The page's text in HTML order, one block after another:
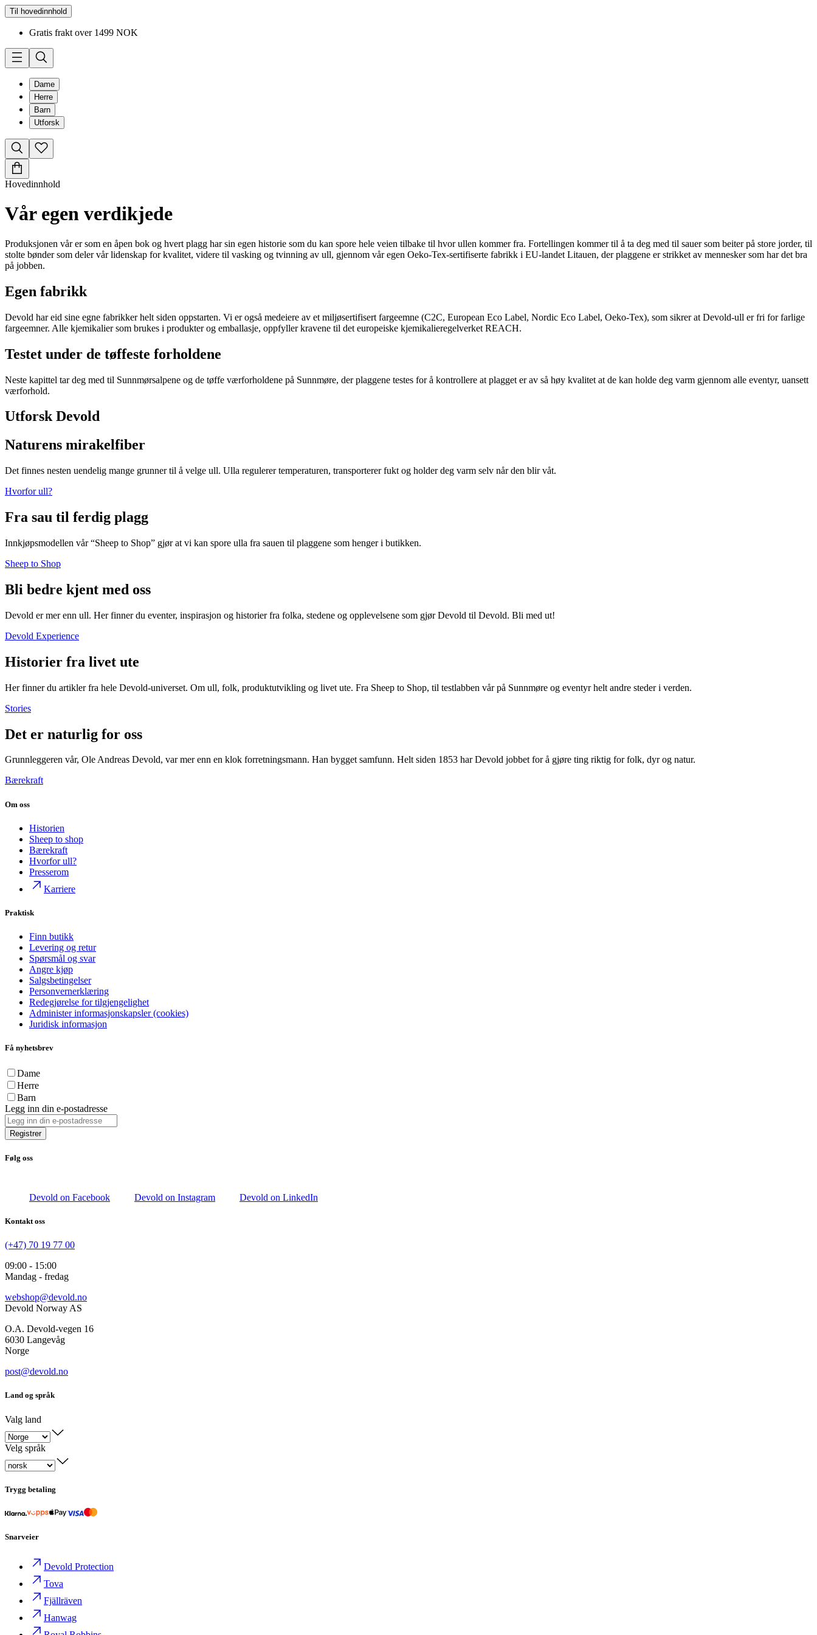
Til hovedinnhold
Gratis frakt over 1499 NOK
Dame
Herre
Barn
Utforsk
Hovedinnhold
Vår egen verdikjede
Produksjonen vår er som en åpen bok og hvert plagg har sin egen historie som du kan spore hele veien tilbake til hvor ullen kommer fra. Fortellingen kommer til å ta deg med til sauer som beiter på store jorder, til
stolte bønder som deler vår lidenskap for kvalitet, videre til vasking og tvinning av ull, gjennom vår egen Oeko-Tex-sertifiserte fabrikk i EU-landet Litauen, der plaggene er strikket av mennesker som har det bra
på jobben.
Egen fabrikk
Devold har eid sine egne fabrikker helt siden oppstarten. Vi er også medeiere av et miljøsertifisert fargeemne (C2C, European Eco Label, Nordic Eco Label, Oeko-Tex), som sikrer at Devold-ull er fri for farlige
fargeemner. Alle kjemikalier som brukes i produkter og emballasje, oppfyller kravene til det europeiske kjemikalieregelverket REACH.
Testet under de tøffeste forholdene
Neste kapittel tar deg med til Sunnmørsalpene og de tøffe værforholdene på Sunnmøre, der plaggene testes for å kontrollere at plagget er av så høy kvalitet at de kan holde deg varm gjennom alle eventyr, uansett
værforhold.
Utforsk Devold
Naturens mirakelfiber
Det finnes nesten uendelig mange grunner til å velge ull. Ulla regulerer temperaturen, transporterer fukt og holder deg varm selv når den blir våt.
Hvorfor ull?
Fra sau til ferdig plagg
Innkjøpsmodellen vår “Sheep to Shop” gjør at vi kan spore ulla fra sauen til plaggene som henger i butikken.
Sheep to Shop
Bli bedre kjent med oss
Devold er mer enn ull. Her finner du eventer, inspirasjon og historier fra folka, stedene og opplevelsene som gjør Devold til Devold. Bli med ut!
Devold Experience
Historier fra livet ute
Her finner du artikler fra hele Devold-universet. Om ull, folk, produktutvikling og livet ute. Fra Sheep to Shop, til testlabben vår på Sunnmøre og eventyr helt andre steder i verden.
Stories
Det er naturlig for oss
Grunnleggeren vår, Ole Andreas Devold, var mer enn en klok forretningsmann. Han bygget samfunn. Helt siden 1853 har Devold jobbet for å gjøre ting riktig for folk, dyr og natur.
Bærekraft
Om oss
Historien
Sheep to shop
Bærekraft
Hvorfor ull?
Presserom
Karriere
Praktisk
Finn butikk
Levering og retur
Spørsmål og svar
Angre kjøp
Salgsbetingelser
Personvernerklæring
Redegjørelse for tilgjengelighet
Administer informasjonskapsler (cookies)
Juridisk informasjon
Få nyhetsbrev
Dame
Herre
Barn
Legg inn din e-postadresse
Registrer
Følg oss
Devold on Facebook Devold on Instagram Devold on LinkedIn
Kontakt oss
(+47) 70 19 77 00
09:00 - 15:00
Mandag - fredag
webshop@devold.no
Devold Norway AS
O.A. Devold-vegen 16
6030 Langevåg
Norge
post@devold.no
Land og språk
Valg land
Velg språk
Trygg betaling
Snarveier
Devold Protection
Tova
Fjällräven
Hanwag